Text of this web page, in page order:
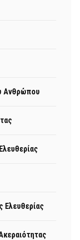
Ανθρώπου
Ελευθερίας